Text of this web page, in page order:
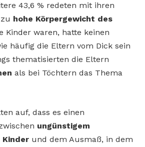
43,6 % redeten mit ihren
hohe Körpergewicht des
Kinder waren, hatte keinen
häufig die Eltern vom Dick sein
thematisierten die Eltern
als bei Töchtern das Thema
auf, dass es einen
ungünstigem
Kinder und dem Ausmaß, in dem